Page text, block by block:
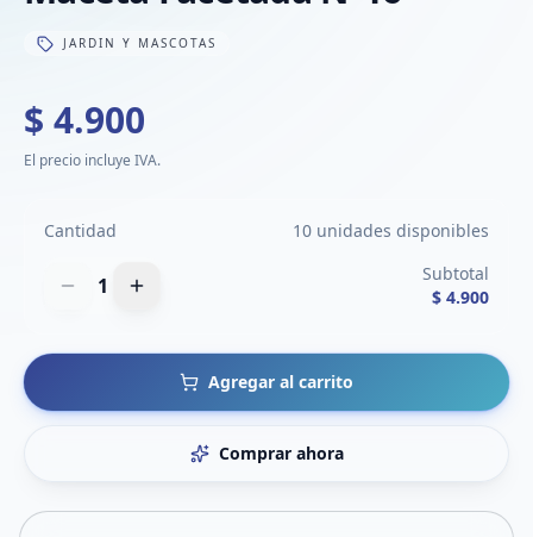
JARDIN Y MASCOTAS
$ 4.900
El precio incluye IVA.
Cantidad 10 unidades disponibles
1
Subtotal
$ 4.900
Agregar al carrito
Comprar ahora